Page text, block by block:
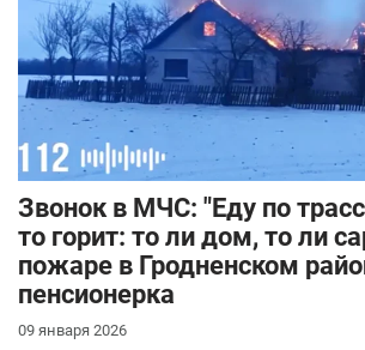
Звонок в МЧС: "Еду по
то горит: то ли дом, то ли
пожаре в Гродненском
пенсионерка
09 января 2026